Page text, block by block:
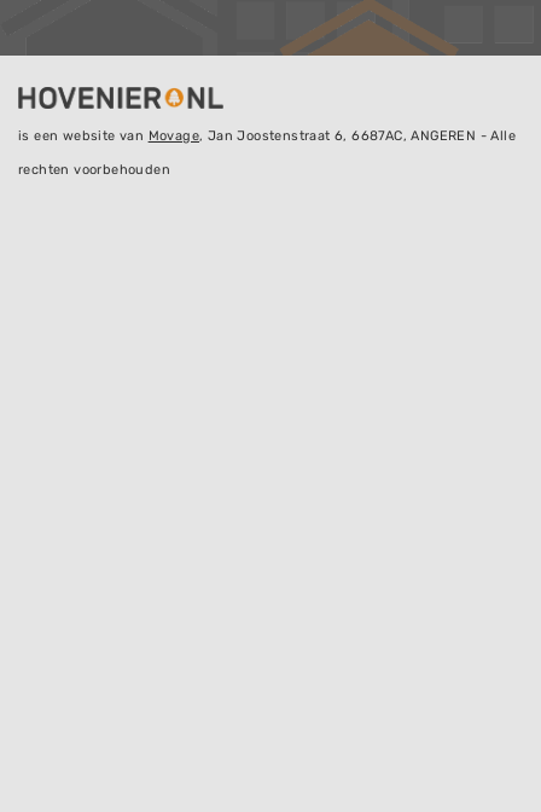
is een website van Movage, Jan Joostenstraat 6, 6687AC, ANGEREN - Alle
rechten voorbehouden